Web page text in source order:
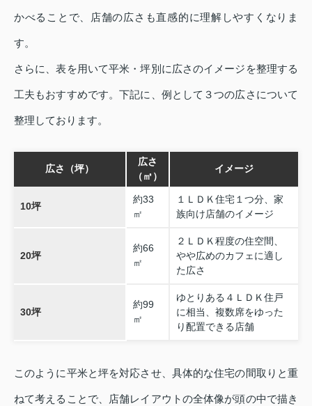
かべることで、店舗の広さも直感的に理解しやすくなりま
す。
さらに、表を用いて平米・坪別に広さのイメージを整理する
工夫もおすすめです。下記に、例として３つの広さについて
整理しております。
広さ（坪）
広さ
（㎡）
イメージ
10坪
約33
㎡
１ＬＤＫ住宅１つ分、家
族向け店舗のイメージ
20坪
約66
㎡
２ＬＤＫ程度の住空間、
やや広めのカフェに適し
た広さ
30坪
約99
㎡
ゆとりある４ＬＤＫ住戸
に相当、複数席をゆった
り配置できる店舗
このように平米と坪を対応させ、具体的な住宅の間取りと重
ねて考えることで、店舗レイアウトの全体像が頭の中で描き